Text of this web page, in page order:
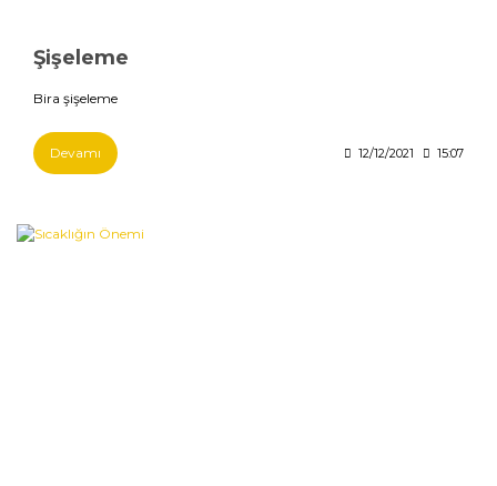
Şişeleme
Bira şişeleme
Devamı 12/12/2021 15:07